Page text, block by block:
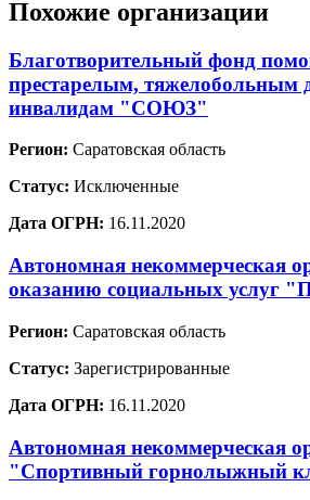
Похожие организации
Благотворительный фонд
престарелым, тяжелобольным
инвалидам "СОЮЗ"
Регион: Саратовская область
Статус: Исключенные
Дата ОГРН: 16.11.2020
Автономная некоммерческая
оказанию социальных услуг
Регион: Саратовская область
Статус: Зарегистрированные
Дата ОГРН: 16.11.2020
Автономная некоммерческая
"Спортивный горнолыжный